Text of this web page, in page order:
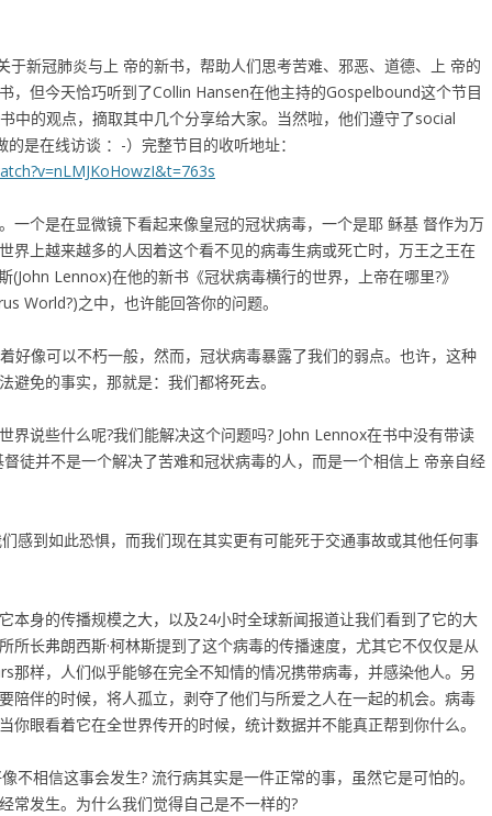
于新冠肺炎与上 帝的新书，帮助人们思考苦难、邪恶、道德、上 帝的
，但今天恰巧听到了Collin Hansen在他主持的Gospelbound这个节目
中的观点，摘取其中几个分享给大家。当然啦，他们遵守了social
是在线访谈 ：-）完整节目的收听地址：
一个是在显微镜下看起来像皇冠的冠状病毒，一个是耶 稣基 督作为万
界上越来越多的人因着这个看不见的病毒生病或死亡时，万王之王在
(John Lennox)在他的新书《冠状病毒横行的世界，上帝在哪里?》
World?)之中，也许能回答你的问题。
好像可以不朽一般，然而，冠状病毒暴露了我们的弱点。也许，这种
避免的事实，那就是：我们都将死去。
界说些什么呢?我们能解决这个问题吗? John Lennox在书中没有带读
徒并不是一个解决了苦难和冠状病毒的人，而是一个相信上 帝亲自经
感到如此恐惧，而我们现在其实更有可能死于交通事故或其他任何事
本身的传播规模之大，以及24小时全球新闻报道让我们看到了它的大
所长弗朗西斯·柯林斯提到了这个病毒的传播速度，尤其它不仅仅是从
那样，人们似乎能够在完全不知情的情况携带病毒，并感染他人。另
陪伴的时候，将人孤立，剥夺了他们与所爱之人在一起的机会。病毒
你眼看着它在全世界传开的时候，统计数据并不能真正帮到你什么。
不相信这事会发生? 流行病其实是一件正常的事，虽然它是可怕的。
常发生。为什么我们觉得自己是不一样的?